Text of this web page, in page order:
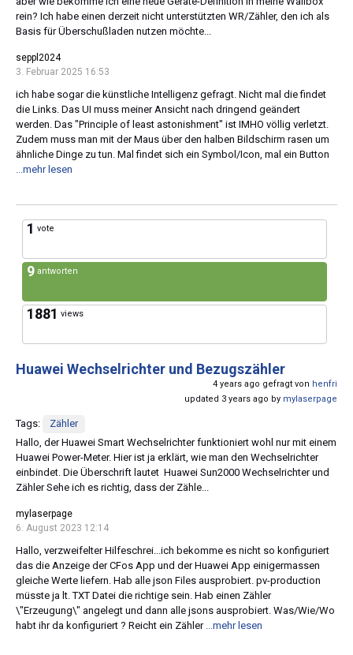
rein? Ich habe einen derzeit nicht unterstützten WR/Zähler, den ich als
Basis für Überschußladen nutzen möchte...
seppl2024
3. Februar 2025 16:53
ich habe sogar die künstliche Intelligenz gefragt. Nicht mal die findet
die Links. Das UI muss meiner Ansicht nach dringend geändert
werden. Das "Principle of least astonishment" ist IMHO völlig verletzt.
Zudem muss man mit der Maus über den halben Bildschirm rasen um
ähnliche Dinge zu tun. Mal findet sich ein Symbol/Icon, mal ein Button
...mehr lesen
1 vote
9 antworten
1881 views
Huawei Wechselrichter und Bezugszähler
4 years ago gefragt von henfri
updated 3 years ago by mylaserpage
Tags:
Zähler
Hallo, der Huawei Smart Wechselrichter funktioniert wohl nur mit einem
Huawei Power-Meter. Hier ist ja erklärt, wie man den Wechselrichter
einbindet. Die Überschrift lautet Huawei Sun2000 Wechselrichter und
Zähler Sehe ich es richtig, dass der Zähle...
mylaserpage
6. August 2023 12:14
Hallo, verzweifelter Hilfeschrei...ich bekomme es nicht so konfiguriert
das die Anzeige der CFos App und der Huawei App einigermassen
gleiche Werte liefern. Hab alle json Files ausprobiert. pv-production
müsste ja lt. TXT Datei die richtige sein. Hab einen Zähler
\"Erzeugung\" angelegt und dann alle jsons ausprobiert. Was/Wie/Wo
habt ihr da konfiguriert ? Reicht ein Zähler ...mehr lesen